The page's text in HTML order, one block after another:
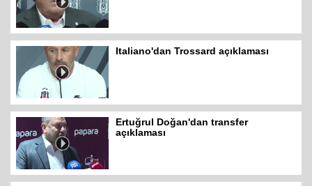
Italiano'dan Trossard açıklaması
Ertuğrul Doğan'dan transfer
açıklaması